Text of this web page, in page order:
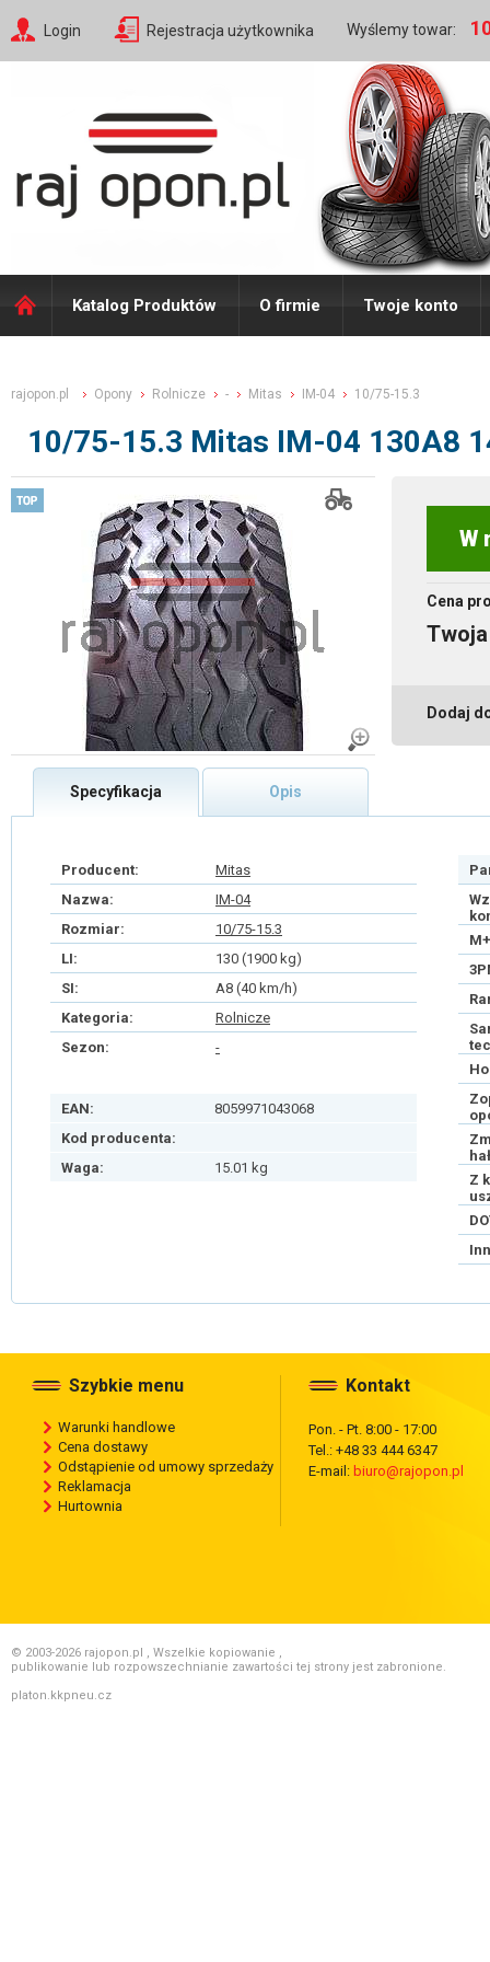
Login Rejestracja użytkownika Wyślemy towar:
Katalog Produktów O firmie Twoje konto
rajopon.pl Opony Rolnicze - Mitas IM-04 10/75-15.3
10/75-15.3 Mitas IM-04 130A8
W
Cena
Dodaj
Specyfikacja Opis
Producent:
Mitas
Nazwa:
IM-04
Rozmiar:
10/75-15.3
LI:
130 (1900 kg)
SI:
A8 (40 km/h)
Kategoria:
Rolnicze
Sezon:
-
EAN:
8059971043068
Kod producenta:
Waga:
15.01 kg
Z
Szybkie menu
Warunki handlowe
Cena dostawy
Odstąpienie od umowy sprzedaży
Reklamacja
Hurtownia
Kontakt
Pon. - Pt. 8:00 - 17:00
Tel.: +48 33 444 6347
E-mail: biuro@rajopon.pl
© 2003-2026 rajopon.pl , Wszelkie kopiowanie ,
publikowanie lub rozpowszechnianie zawartości tej strony jest zabronione.
platon.kkpneu.cz